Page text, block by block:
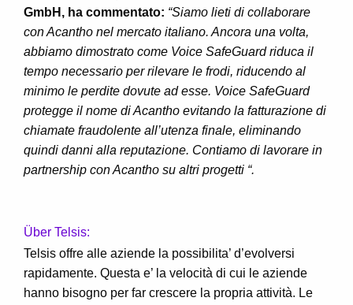
GmbH, ha commentato: “Siamo lieti di collaborare
con Acantho nel mercato italiano. Ancora una volta,
abbiamo dimostrato come Voice SafeGuard riduca il
tempo necessario per rilevare le frodi, riducendo al
minimo le perdite dovute ad esse. Voice SafeGuard
protegge il nome di Acantho evitando la fatturazione di
chiamate fraudolente all’utenza finale, eliminando
quindi danni alla reputazione. Contiamo di lavorare in
partnership con Acantho su altri progetti “.
Über Telsis:
Telsis offre alle aziende la possibilita’ d’evolversi
rapidamente. Questa e’ la velocità di cui le aziende
hanno bisogno per far crescere la propria attività. Le